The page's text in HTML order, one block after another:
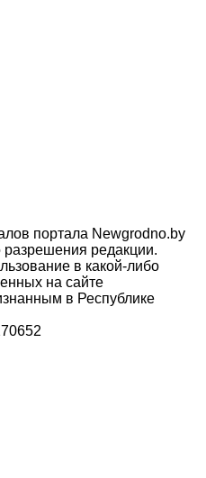
портала Newgrodno.by
редакции.
в какой-либо
на сайте
в Республике